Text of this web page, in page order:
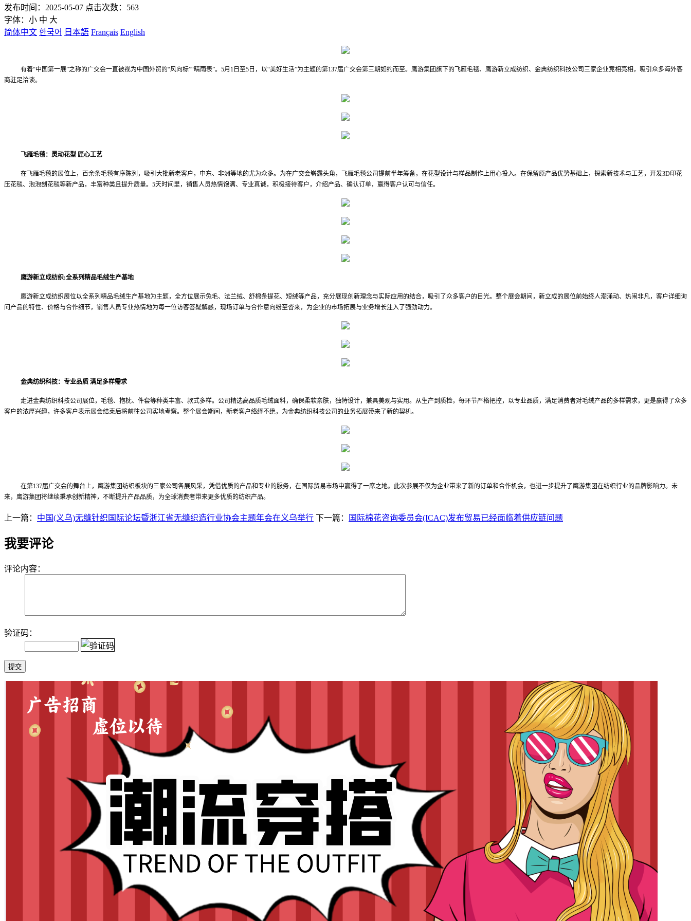
发布时间：2025-05-07 点击次数：563
字体： 小 中 大
简体中文 한국어 日本語 Français English
有着“中国第一展”之称的广交会一直被视为中国外贸的“风向标”“晴雨表”。5月1日至5日，以“美好生活”为主题的第137届广交会第三期如约而至。鹰游集团旗下的飞雁毛毯、鹰游新立成纺织、金典纺织科技公司三家企业竞相亮相，吸引众多海外客
商驻足洽谈。
飞雁毛毯：灵动花型 匠心工艺
在飞雁毛毯的展位上，百余条毛毯有序陈列，吸引大批新老客户，中东、非洲等地的尤为众多。为在广交会崭露头角，飞雁毛毯公司提前半年筹备，在花型设计与样品制作上用心投入。在保留原产品优势基础上，探索新技术与工艺，开发3D印花
压花毯、泡泡剖花毯等新产品，丰富种类且提升质量。5天时间里，销售人员热情饱满、专业真诚，积极接待客户，介绍产品、确认订单，赢得客户认可与信任。
鹰游新立成纺织:全系列精品毛绒生产基地
鹰游新立成纺织展位以全系列精品毛绒生产基地为主题，全方位展示兔毛、法兰绒、舒棉条提花、短绒等产品，充分展现创新理念与实际应用的结合，吸引了众多客户的目光。整个展会期间，新立成的展位前始终人潮涌动、热闹非凡，客户详细询
问产品的特性、价格与合作细节，销售人员专业热情地为每一位访客答疑解惑，现场订单与合作意向纷至沓来，为企业的市场拓展与业务增长注入了强劲动力。
金典纺织科技：专业品质 满足多样需求
走进金典纺织科技公司展位，毛毯、抱枕、件套等种类丰富、款式多样。公司精选高品质毛绒面料，确保柔软亲肤，独特设计，兼具美观与实用。从生产到质检，每环节严格把控，以专业品质，满足消费者对毛绒产品的多样需求，更是赢得了众多
客户的浓厚兴趣，许多客户表示展会结束后将前往公司实地考察。整个展会期间，新老客户络绎不绝，为金典纺织科技公司的业务拓展带来了新的契机。
在第137届广交会的舞台上，鹰游集团纺织板块的三家公司各展风采，凭借优质的产品和专业的服务，在国际贸易市场中赢得了一席之地。此次参展不仅为企业带来了新的订单和合作机会，也进一步提升了鹰游集团在纺织行业的品牌影响力。未
来，鹰游集团将继续秉承创新精神，不断提升产品品质，为全球消费者带来更多优质的纺织产品。
上一篇： 中国(义乌)无缝针织国际论坛暨浙江省无缝织造行业协会主题年会在义乌举行 下一篇： 国际棉花咨询委员会(ICAC)发布贸易已经面临着供应链问题
我要评论
评论内容：
验证码：